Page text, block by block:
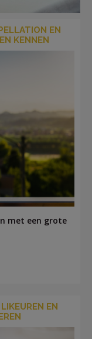
EN
KENNEN
met een grote
EN